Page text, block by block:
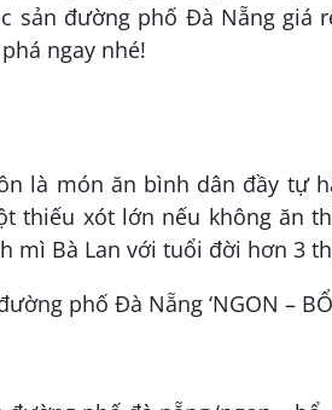
sản đường phố Đà Nẵng giá
ngay nhé!
là món ăn bình dân đầy tự
thiếu xót lớn nếu không ăn
mì Bà Lan với tuổi đời hơn 3